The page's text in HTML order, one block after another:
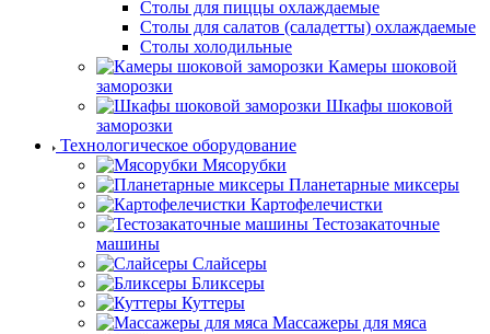
Столы для пиццы охлаждаемые
Столы для салатов (саладетты) охлаждаемые
Столы холодильные
Камеры шоковой
заморозки
Шкафы шоковой
заморозки
Технологическое оборудование
Мясорубки
Планетарные миксеры
Картофелечистки
Тестозакаточные
машины
Слайсеры
Бликсеры
Куттеры
Массажеры для мяса